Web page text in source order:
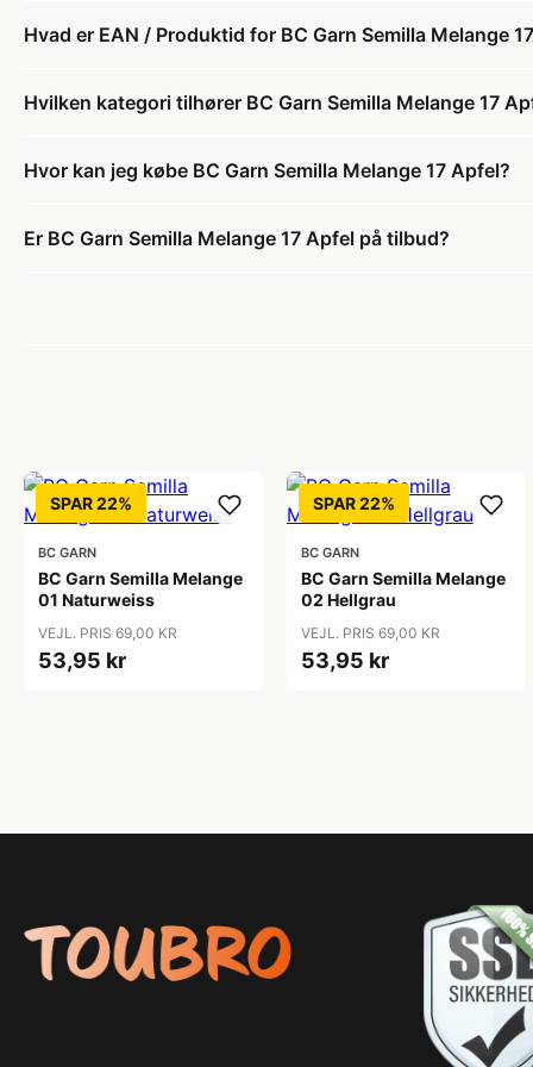
Hvad er EAN / Produktid for BC Garn Semilla Melange
Hvilken kategori tilhører BC Garn Semilla Melange 17
Hvor kan jeg købe BC Garn Semilla Melange 17 Apfel?
Er BC Garn Semilla Melange 17 Apfel på tilbud?
SPAR 22%
BC GARN
BC Garn Semilla Melange
01 Naturweiss
VEJL. PRIS 69,00 KR
53,95 kr
SPAR 22%
BC GARN
BC Garn Semilla Melange
02 Hellgrau
VEJL. PRIS 69,00 KR
53,95 kr